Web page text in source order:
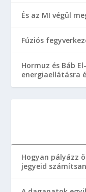
És az MI végül
Fúziós
Hormuz és Báb
energiaellátásra
Hogyan pályázz
jegyeid